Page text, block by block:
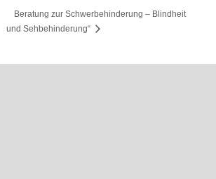
Beratung zur Schwerbehinderung – Blindheit
und Sehbehinderung“